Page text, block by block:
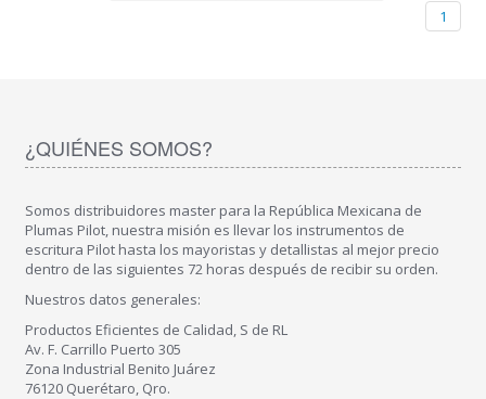
1
¿QUIÉNES SOMOS?
Somos distribuidores master para la República Mexicana de
Plumas Pilot, nuestra misión es llevar los instrumentos de
escritura Pilot hasta los mayoristas y detallistas al mejor precio
dentro de las siguientes 72 horas después de recibir su orden.
Nuestros datos generales:
Productos Eficientes de Calidad, S de RL
Av. F. Carrillo Puerto 305
Zona Industrial Benito Juárez
76120 Querétaro, Qro.